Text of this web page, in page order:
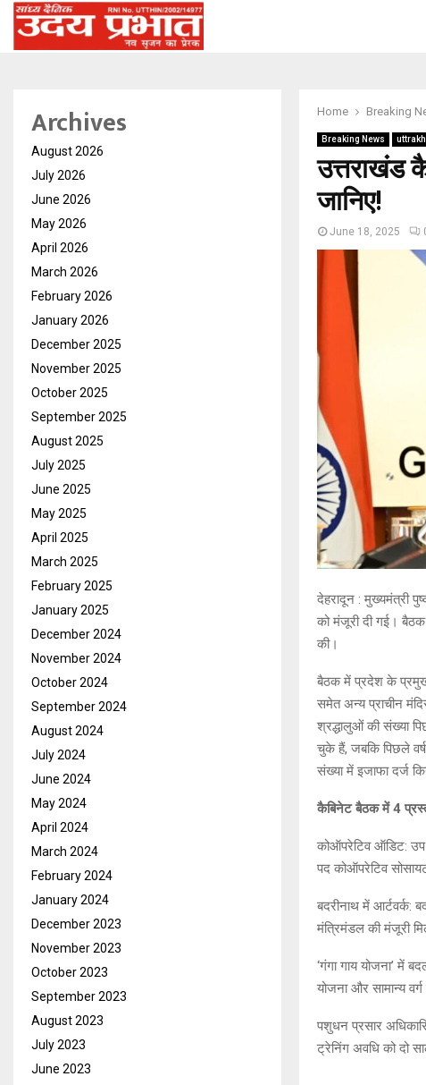
Home Breaking
Breaking News
उत्तराखंड
जानिए!
June 18, 2025
देहरादून : मुख्यमंत्री
को मंजूरी दी गई। बैठक
की।
बैठक में प्रदेश के प्रमुख
समेत अन्य प्राचीन
श्रद्धालुओं की संख्या
चुके हैं, जबकि पिछले
संख्या में इजाफा दर्ज
कैबिनेट बैठक में 4
कोऑपरेटिव ऑडिट:
पद कोऑपरेटिव
बदरीनाथ में आर्टवर्क:
मंत्रिमंडल की मंजूरी
‘गंगा गाय योजना’ में
योजना और सामान्य
पशुधन प्रसार
ट्रेनिंग अवधि को दो
Archives
August 2026
July 2026
June 2026
May 2026
April 2026
March 2026
February 2026
January 2026
December 2025
November 2025
October 2025
September 2025
August 2025
July 2025
June 2025
May 2025
April 2025
March 2025
February 2025
January 2025
December 2024
November 2024
October 2024
September 2024
August 2024
July 2024
June 2024
May 2024
April 2024
March 2024
February 2024
January 2024
December 2023
November 2023
October 2023
September 2023
August 2023
July 2023
June 2023